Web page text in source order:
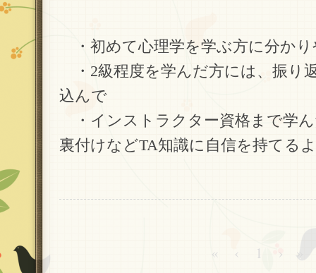
・初めて心理学を学ぶ方に分か
・2級程度を学んだ方には、振り
込んで
・インストラクター資格まで学
裏付けなどTA知識に自信を持てる
« ‹ 1 › »